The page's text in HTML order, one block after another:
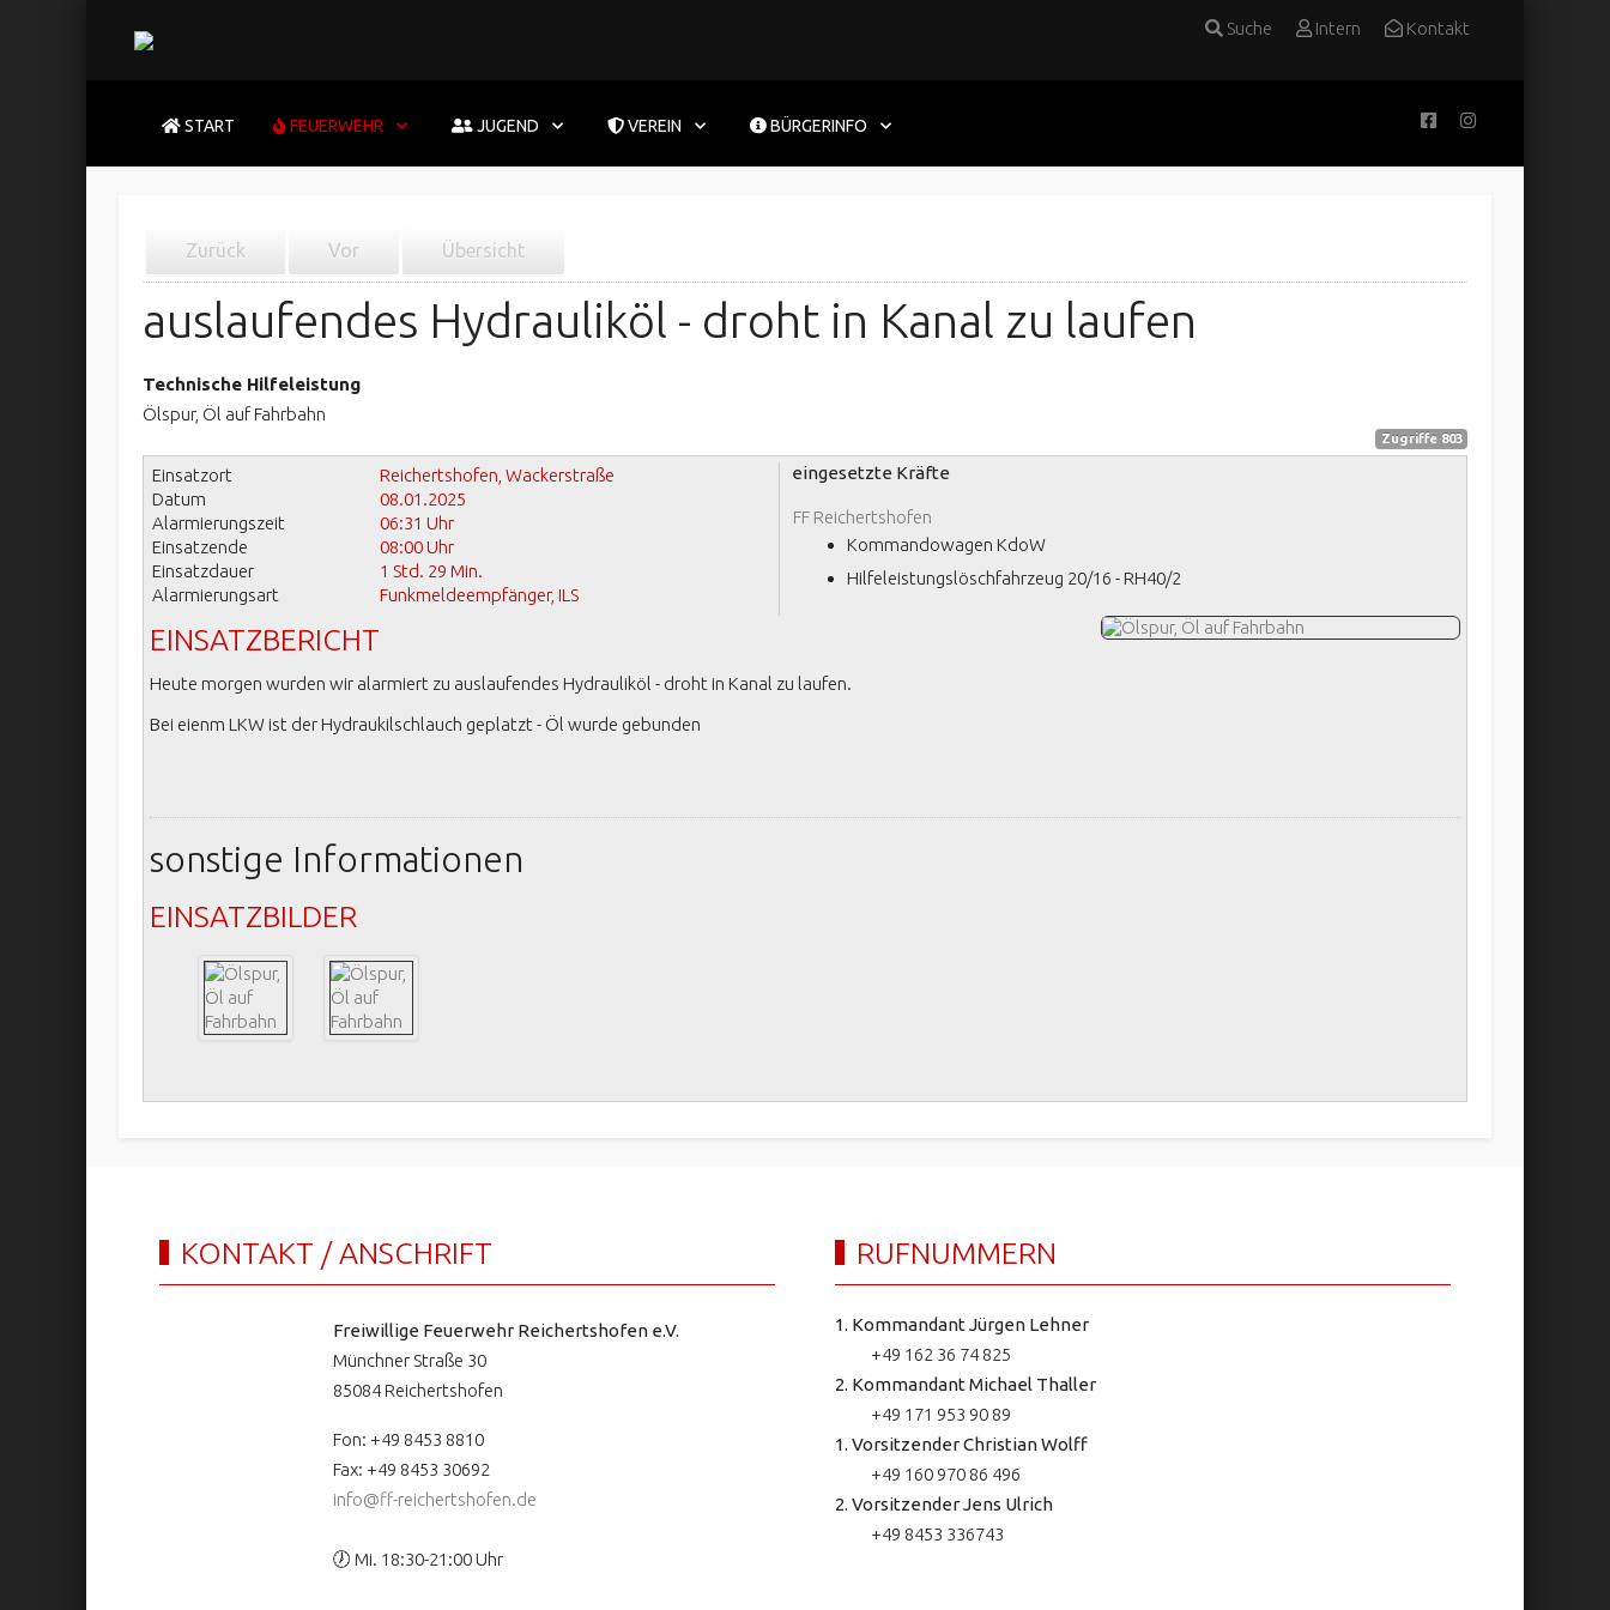
Suche Intern Kontakt
START FEUERWEHR JUGEND VEREIN BÜRGERINFO
Zurück Vor Übersicht
auslaufendes Hydrauliköl - droht in Kanal zu laufen
Technische Hilfeleistung
Ölspur, Öl auf Fahrbahn
Zugriffe 803
Einsatzort
Reichertshofen, Wackerstraße
Datum
08.01.2025
Alarmierungszeit
06:31 Uhr
Einsatzende
08:00 Uhr
Einsatzdauer
1 Std. 29 Min.
Alarmierungsart
Funkmeldeempfänger, ILS
eingesetzte Kräfte
FF Reichertshofen
Kommandowagen KdoW
Hilfeleistungslöschfahrzeug 20/16 - RH40/2
EINSATZBERICHT
Heute morgen wurden wir alarmiert zu auslaufendes Hydrauliköl - droht in Kanal zu laufen.
Bei eienm LKW ist der Hydraukilschlauch geplatzt - Öl wurde gebunden
sonstige Informationen
EINSATZBILDER
KONTAKT / ANSCHRIFT
Freiwillige Feuerwehr Reichertshofen e.V.
Münchner Straße 30
85084 Reichertshofen
Fon: +49 8453 8810
Fax: +49 8453 30692
info@ff-reichertshofen.de
🕖 Mi. 18:30-21:00 Uhr
RUFNUMMERN
1. Kommandant Jürgen Lehner
+49 162 36 74 825
2. Kommandant Michael Thaller
+49 171 953 90 89
1. Vorsitzender Christian Wolff
+49 160 970 86 496
2. Vorsitzender Jens Ulrich
+49 8453 336743